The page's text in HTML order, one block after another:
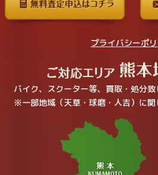
プライバシーポ
バイク、スクーター等、買取・処分致
※一部地域（天草・球磨・人吉）に関